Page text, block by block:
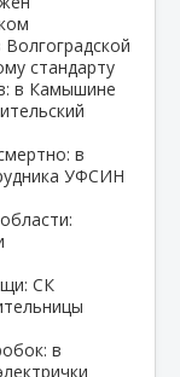
стандарту
в Камышине
в
УФСИН
СК
в